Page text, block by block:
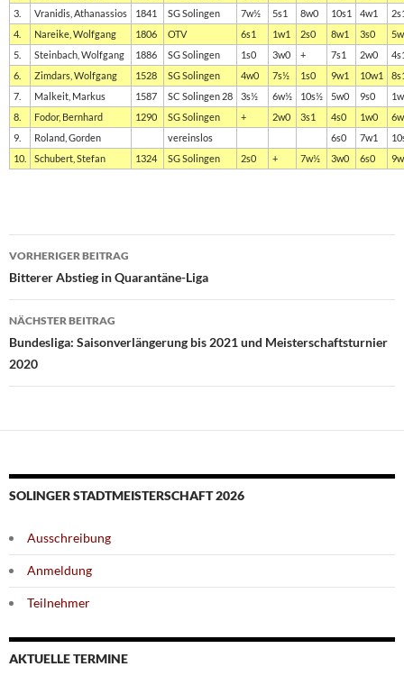
3.
Vranidis, Athanassios 1841 SG Solingen 7w½ 5s1 8w0 10s1 4w1
4.
Nareike, Wolfgang 1806 OTV 6s1 1w1 2s0 8w1 3s0
5.
Steinbach, Wolfgang 1886 SG Solingen 1s0 3w0 + 7s1 2w0
6.
Zimdars, Wolfgang 1528 SG Solingen 4w0 7s½ 1s0 9w1 10w1
7.
Malkeit, Markus 1587 SC Solingen 28 3s½ 6w½ 10s½ 5w0 9s0
8.
Fodor, Bernhard 1290 SG Solingen + 2w0 3s1 4s0 1w0
9.
Roland, Gorden vereinslos 6s0 7w1
10.
Schubert, Stefan 1324 SG Solingen 2s0 + 7w½ 3w0 6s0
Beitragsnavigation
VORHERIGER BEITRAG
Bitterer Abstieg in Quarantäne-Liga
NÄCHSTER BEITRAG
Bundesliga: Saisonverlängerung bis 2021 und Meisterschaftsturnier
2020
SOLINGER STADTMEISTERSCHAFT 2026
Ausschreibung
Anmeldung
Teilnehmer
AKTUELLE TERMINE